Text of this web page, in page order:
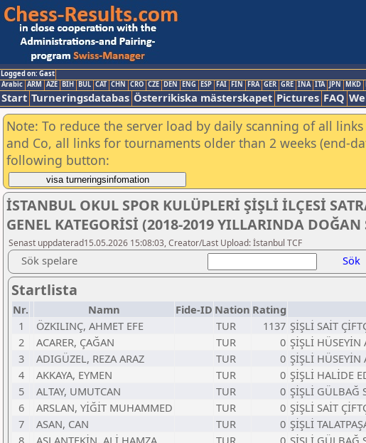
Logged on: Gast
Arabic ARM AZE BIH BUL CAT CHN CRO CZE DEN ENG ESP FAI FIN FRA GER GRE INA ITA JPN MKD
Start Turneringsdatabas Österrikiska mästerskapet Pictures FAQ
Note: To reduce the server load by daily scanning of all
and Co, all links for tournaments older than 2 weeks (end-
following button:
İSTANBUL OKUL SPOR KULÜPLERİ ŞİŞLİ İLÇESİ
GENEL KATEGORİSİ (2018-2019 YILLARINDA DOĞAN
Senast uppdaterad15.05.2026 15:08:03, Creator/Last Upload: İstanbul TCF
Sök spelare Sök
Startlista
Nr. Namn Fide-ID Nation Rating
1
ÖZKILINÇ, AHMET EFE TUR 1137 ŞİŞLİ SAİT
2
ACARER, ÇAĞAN TUR 0 ŞİŞLİ HÜSEYİN
3
ADIGÜZEL, REZA ARAZ TUR 0 ŞİŞLİ HÜSEYİN
4
AKKAYA, EYMEN TUR 0 ŞİŞLİ HALİDE
5
ALTAY, UMUTCAN TUR 0 ŞİŞLİ GÜLBAĞ
6
ARSLAN, YİĞİT MUHAMMED TUR 0 ŞİŞLİ SAİT
7
ASAN, CAN TUR 0 ŞİŞLİ
8
ASLANTEKİN, ALİ HAMZA TUR 0 ŞİŞLİ GÜLBAĞ